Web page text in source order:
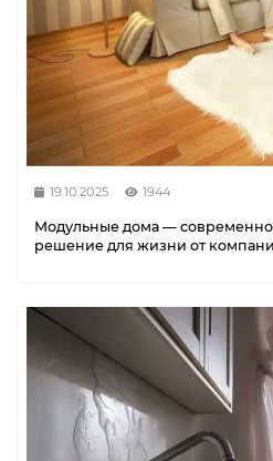
19.10.2025 1944
Модульные дома —
решение для жизни от